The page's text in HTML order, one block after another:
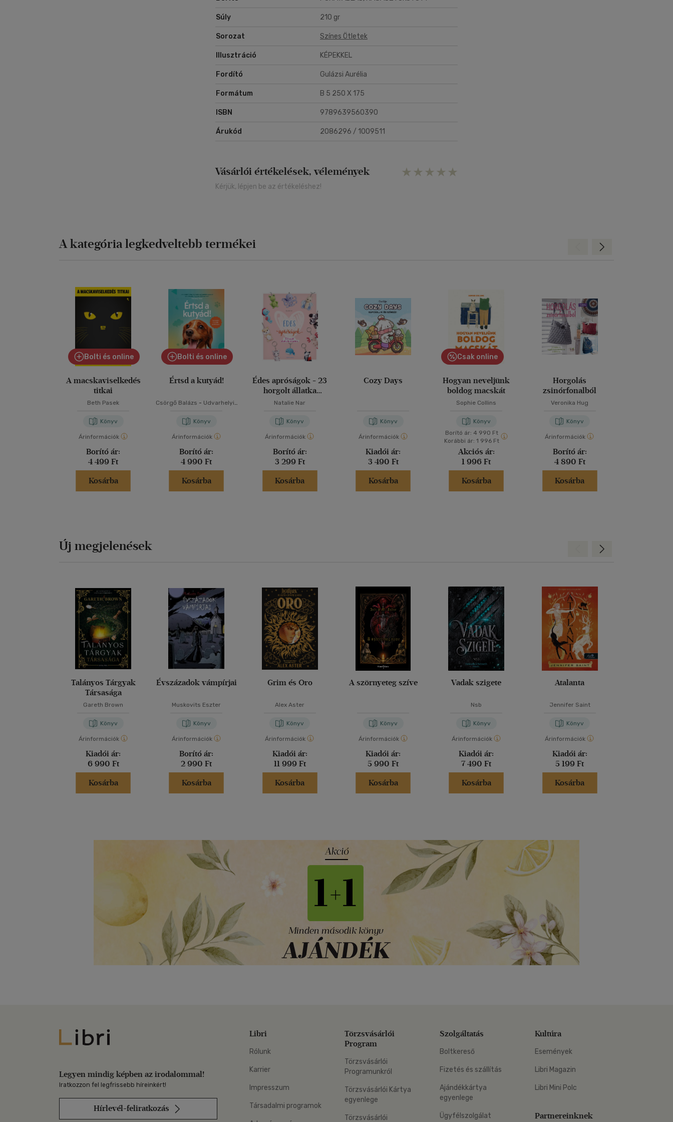
Súly 210 gr
Sorozat Színes Ötletek
Illusztráció KÉPEKKEL
Fordító Gulázsi Aurélia
Formátum B 5 250 X 175
ISBN 9789639560390
Árukód 2086296 / 1009511
Vásárlói értékelések, vélemények
Kérjük, lépjen be az értékeléshez!
A kategória legkedveltebb termékei
Bolti és online
A macskaviselkedés
titkai
Beth Pasek
Könyv
Árinformációk
Borító ár:
4 499 Ft
Kosárba
Bolti és online
Értsd a kutyád!
Csörgő Balázs - Udvarhelyi-
Könyv
Árinformációk
Borító ár:
4 990 Ft
Kosárba
Édes apróságok - 23
horgolt állatka
kulcstartóra
Natalie Nar
Könyv
Árinformációk
Borító ár:
3 299 Ft
Kosárba
Cozy Days
Könyv
Árinformációk
Kiadói ár:
3 490 Ft
Kosárba
Csak online
Hogyan neveljünk
boldog macskát
Sophie Collins
Könyv
Borító ár: 4 990 Ft
Korábbi ár: 1 996 Ft
Akciós ár:
1 996 Ft
Kosárba
Horgolás
zsinórfonalból
Veronika Hug
Könyv
Árinformációk
Borító ár:
4 890 Ft
Kosárba
Előre
Új megjelenések
Talányos Tárgyak
Társasága
Gareth Brown
Könyv
Árinformációk
Kiadói ár:
6 990 Ft
Kosárba
Évszázadok vámpírjai
Muskovits Eszter
Könyv
Árinformációk
Borító ár:
2 990 Ft
Kosárba
Grim és Oro
Alex Aster
Könyv
Árinformációk
Kiadói ár:
11 999 Ft
Kosárba
A szörnyeteg szíve
Könyv
Árinformációk
Kiadói ár:
5 990 Ft
Kosárba
Vadak szigete
Nsb
Könyv
Árinformációk
Kiadói ár:
7 490 Ft
Kosárba
Atalanta
Jennifer Saint
Könyv
Árinformációk
Kiadói ár:
5 199 Ft
Kosárba
Előre
Libri
Legyen mindig képben az irodalommal!
Iratkozzon fel legfrissebb híreinkért!
Hírlevél-feliratkozás
Libri
Rólunk
Karrier
Impresszum
Társadalmi programok
Törzsvásárlói
Program
Törzsvásárlói
Programunkról
Törzsvásárlói Kártya
egyenlege
Törzsvásárlói
Szolgáltatás
Boltkereső
Fizetés és szállítás
Ajándékkártya
egyenlege
Ügyfélszolgálat
Kultúra
Események
Libri Magazin
Libri Mini Polc
Partnereinknek